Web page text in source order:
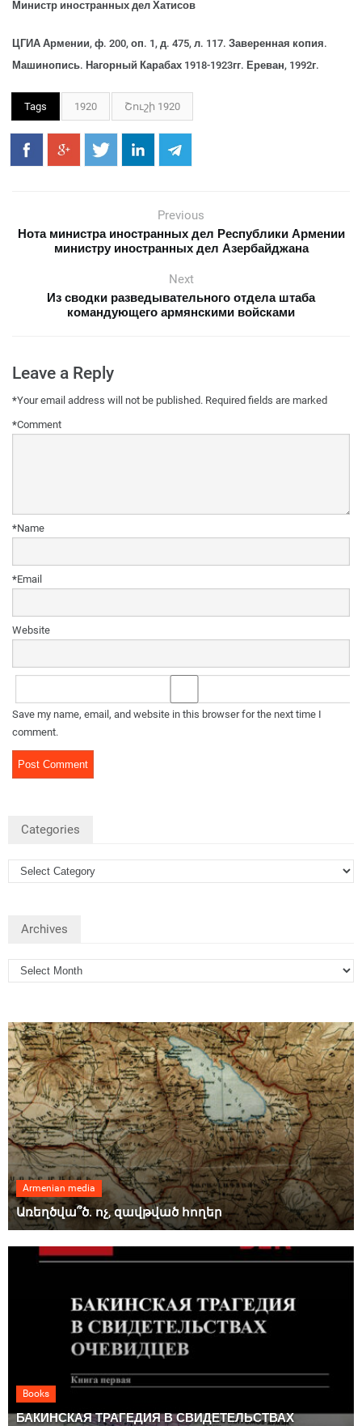
Министр иностранных дел Хатисов
ЦГИА Армении, ф. 200, оп. 1, д. 475, л. 117. Заверенная копия.
Машинопись. Нагорный Карабах 1918-1923гг. Ереван, 1992г.
Tags 1920 Շուշի 1920
Previous
Нота министра иностранных дел Республики Армении
министру иностранных дел Азербайджана
Next
Из сводки разведывательного отдела штаба
командующего армянскими войсками
Leave a Reply
Your email address will not be published. Required fields are marked
*
Comment
*
Name
*
Email
*
Website
Save my name, email, and website in this browser for the next time I
comment.
Categories
Archives
Armenian media
Առեղծվա՞ծ. ոչ, զավթված հողեր
Books
БАКИНСКАЯ ТРАГЕДИЯ В СВИДЕТЕЛЬСТВАХ